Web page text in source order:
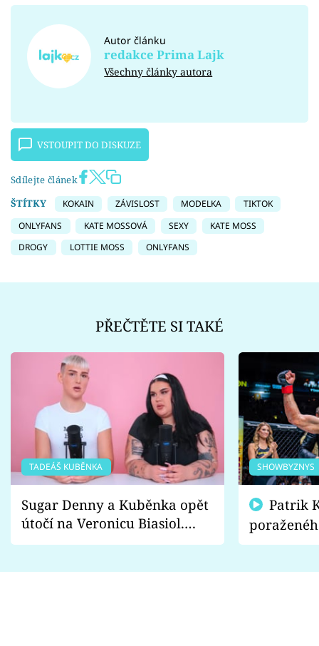
Autor článku
redakce Prima Lajk
Všechny články autora
VSTOUPIT DO DISKUZE
Sdílejte článek
ŠTÍTKY
KOKAIN ZÁVISLOST MODELKA
TIKTOK
ONLYFANS
KATE MOSSOVÁ SEXY
KATE MOSS
DROGY
LOTTIE MOSS ONLYFANS
PŘEČTĚTE SI TAKÉ
TADEÁŠ KUBĚNKA
Sugar Denny a Kuběnka opět
útočí na Veronicu Biasiol.
Proč je podle nich falešná a
SHOWBYZNYS
fanoušci